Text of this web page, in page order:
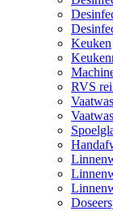
Keuken
RVS
Vaatwas